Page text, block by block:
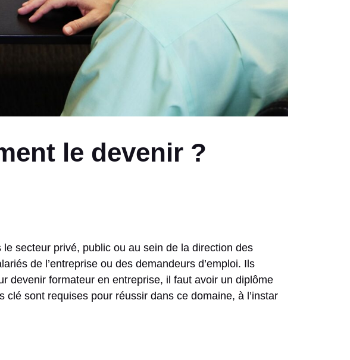
le devenir ?
secteur privé, public ou au sein de la direction des
de l’entreprise ou des demandeurs d’emploi. Ils
devenir formateur en entreprise, il faut avoir un diplôme
sont requises pour réussir dans ce domaine, à l’instar